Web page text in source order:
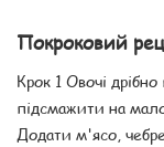
Покроковий
Крок 1 Овочі дрібно
підсмажити на
Додати м'ясо,